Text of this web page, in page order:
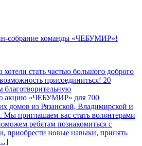
собрание команды «ЧЕБУМИР»!
хотели стать частью большого доброго
присоединиться! 20
благотворительную
акцию «ЧЕБУМИР» для 700
домов из Рязанской, Владимирской и
Мы приглашаем вас стать волонтерами
ребятам познакомиться с
приобрести новые навыки, принять